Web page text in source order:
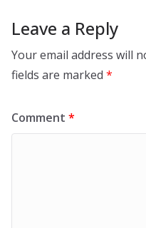
Leave a Reply
Your email address will
fields are marked *
Comment *